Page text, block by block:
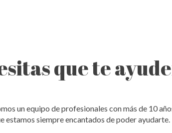
que te
un equipo de profesionales con más de 10
estamos siempre encantados de poder ayudarte.